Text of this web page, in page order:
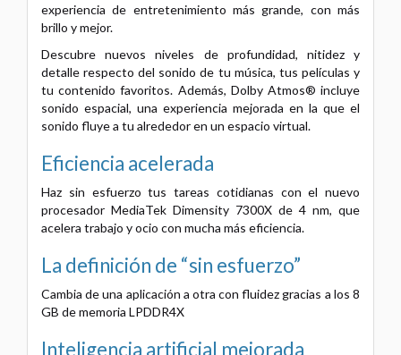
experiencia de entretenimiento más grande, con más
brillo y mejor.
Descubre nuevos niveles de profundidad, nitidez y
detalle respecto del sonido de tu música, tus películas y
tu contenido favoritos. Además, Dolby Atmos® incluye
sonido espacial, una experiencia mejorada en la que el
sonido fluye a tu alrededor en un espacio virtual.
Eficiencia acelerada
Haz sin esfuerzo tus tareas cotidianas con el nuevo
procesador MediaTek Dimensity 7300X de 4 nm, que
acelera trabajo y ocio con mucha más eficiencia.
La definición de “sin esfuerzo”
Cambia de una aplicación a otra con fluidez gracias a los 8
GB de memoria LPDDR4X
Inteligencia artificial mejorada